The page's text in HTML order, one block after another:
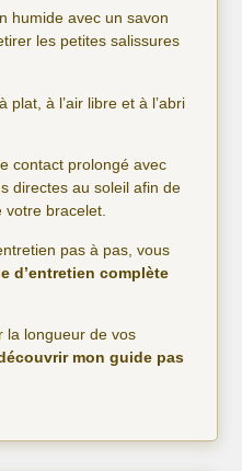
humide avec un savon
les petites salissures
plat, à l’air libre et à l’abri
contact prolongé avec
directes au soleil afin de
bracelet.
pas à pas, vous
d’entretien complète
la longueur de vos
mon guide pas